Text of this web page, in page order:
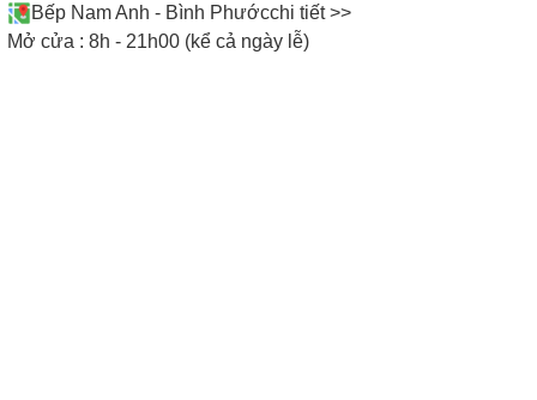
Bếp Nam Anh - Bình Phướcchi tiết >>
Mở cửa : 8h - 21h00 (kể cả ngày lễ)